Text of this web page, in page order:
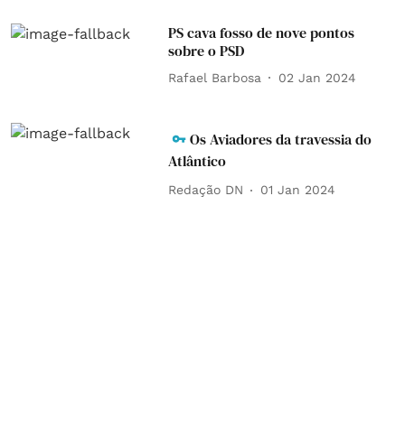
PS cava fosso de nove pontos
sobre o PSD
Rafael Barbosa 02 Jan 2024
Os Aviadores da travessia do
Atlântico
Redação DN 01 Jan 2024